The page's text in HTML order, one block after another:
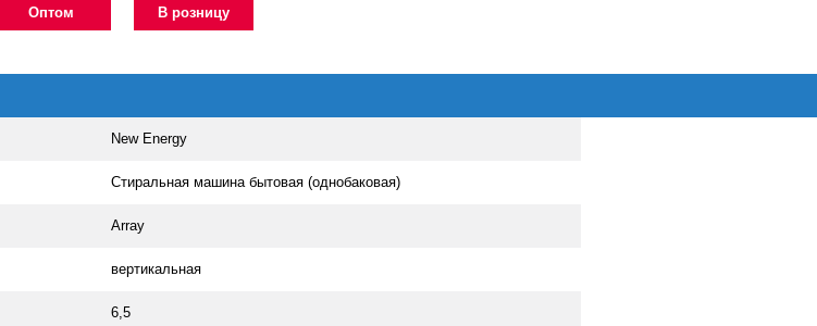
Оптом В розницу
New Energy
Стиральная машина бытовая (однобаковая)
Array
вертикальная
6,5